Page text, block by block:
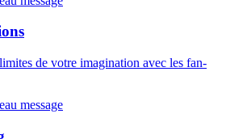
de votre imagination avec les fan-